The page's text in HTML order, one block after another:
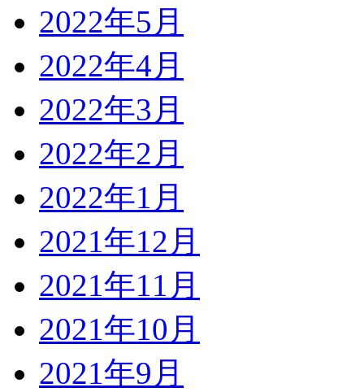
2022年5月
2022年4月
2022年3月
2022年2月
2022年1月
2021年12月
2021年11月
2021年10月
2021年9月